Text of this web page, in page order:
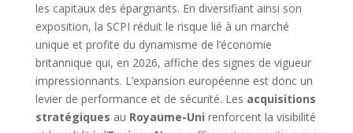
les capitaux des épargnants. En diversifiant ainsi son
exposition, la SCPI réduit le risque lié à un marché
unique et profite du dynamisme de l’économie
britannique qui, en 2026, affiche des signes de vigueur
impressionnants. L’expansion européenne est donc un
levier de performance et de sécurité. Les acquisitions
stratégiques au Royaume-Uni renforcent la visibilité